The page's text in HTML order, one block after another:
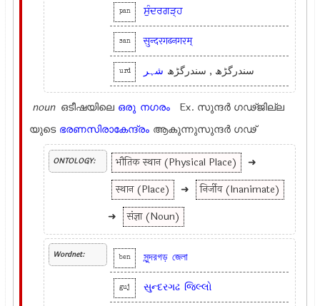
pan ਸੁੰਦਰਗੜ੍ਹ
san सुन्दरगढनगरम्
urd سندرگڑھ , سندرگڑھ شہر
noun ഒടീഷയിലെ ഒരു നഗരം Ex. സുന്ദര്‍ ഗഢ്ജില്ല
യുടെ ഭരണസിരാകേന്ദ്രം ആകുന്നുസുന്ദര്‍ ഗഢ്
ONTOLOGY: भौतिक स्थान (Physical Place)
➜
स्थान (Place)
➜
निर्जीव (Inanimate)
➜
संज्ञा (Noun)
Wordnet: ben সুন্দরগড় জেলা
guj સુન્દરગઢ જિલ્લો